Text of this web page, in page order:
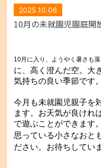
2025.10.06
10月の未就園児園庭開
10月に入り、ようやく暑さも
に、高く澄んだ空。大
気持ちの良い季節です。
今月も未就園児親子を
ます。 お天気が良けれ
で遊ぶことができます
思っている小さなおと
ださい。 お待ちしてい